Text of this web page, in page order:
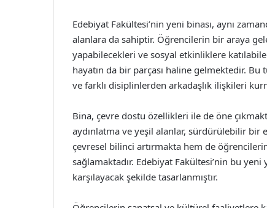
Edebiyat Fakültesi’nin yeni binası, aynı
alanlara da sahiptir. Öğrencilerin bir araya
yapabilecekleri ve sosyal etkinliklere
hayatın da bir parçası haline gelmektedir.
ve farklı disiplinlerden arkadaşlık ilişkileri
Bina, çevre dostu özellikleri ile de öne
aydınlatma ve yeşil alanlar, sürdürülebilir bir
çevresel bilinci artırmakta hem de
sağlamaktadır. Edebiyat Fakültesi’nin bu
karşılayacak şekilde tasarlanmıştır.